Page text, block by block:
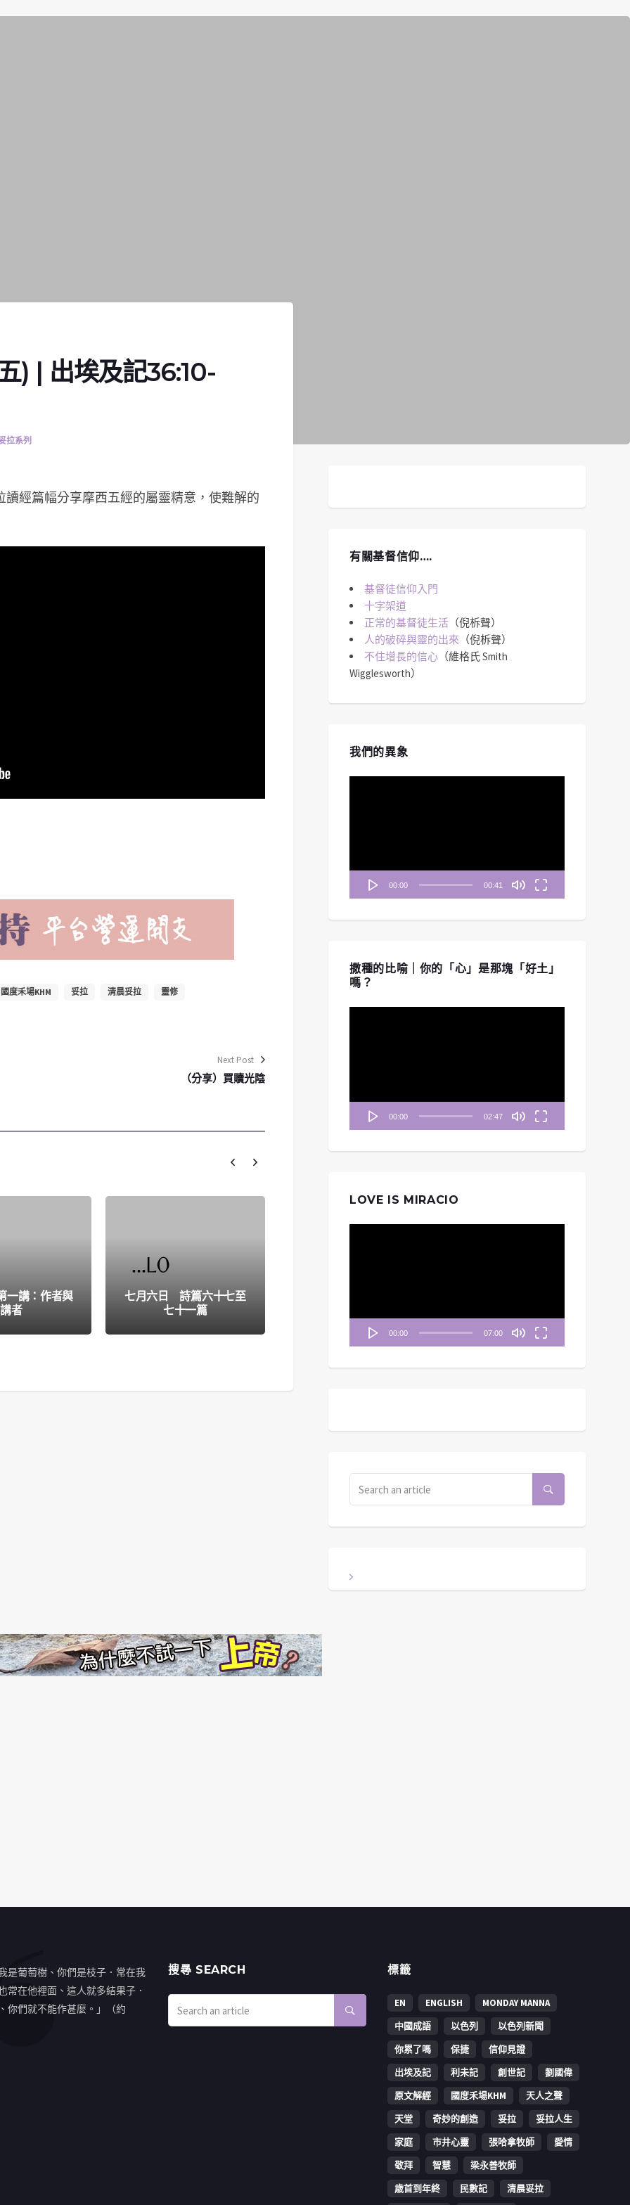
) | 出埃及記36:10-
拉系列
經篇幅分享摩西五經的屬靈精意，使難解的
國度禾場KHM 妥拉 清晨妥拉 靈修
Next Post
（分享）買贖光陰
一講：作者與
講者
七月六日 詩篇六十七至
七十一篇
有關基督信仰….
基督徒信仰入門
十字架道
正常的基督徒生活 （倪柝聲）
人的破碎與靈的出來 （倪柝聲）
不住增長的信心 （維格氏 Smith
Wigglesworth）
我們的異象
00:00 00:41
撒種的比喻｜你的「心」是那塊「好土」
嗎？
00:00 02:47
LOVE IS MIRACIO
00:00 07:00
是葡萄樹、你們是枝子．常在我
常在他裡面、這人就多結果子．
你們就不能作甚麼。」（約
搜㝷 SEARCH 標籤
EN ENGLISH
MONDAY MANNA
中國成語
以色列
以色列新聞
你累了嗎
保捷
信仰見證
出埃及記
利未記 創世記
劉國偉
原文解經
國度禾場KHM
天人之聲
天堂
奇妙的創造 妥拉
妥拉人生
家庭
市井心靈 張哈拿牧師
愛情
敬拜
智慧
梁永善牧師
歳首到年終
民數記 清晨妥拉